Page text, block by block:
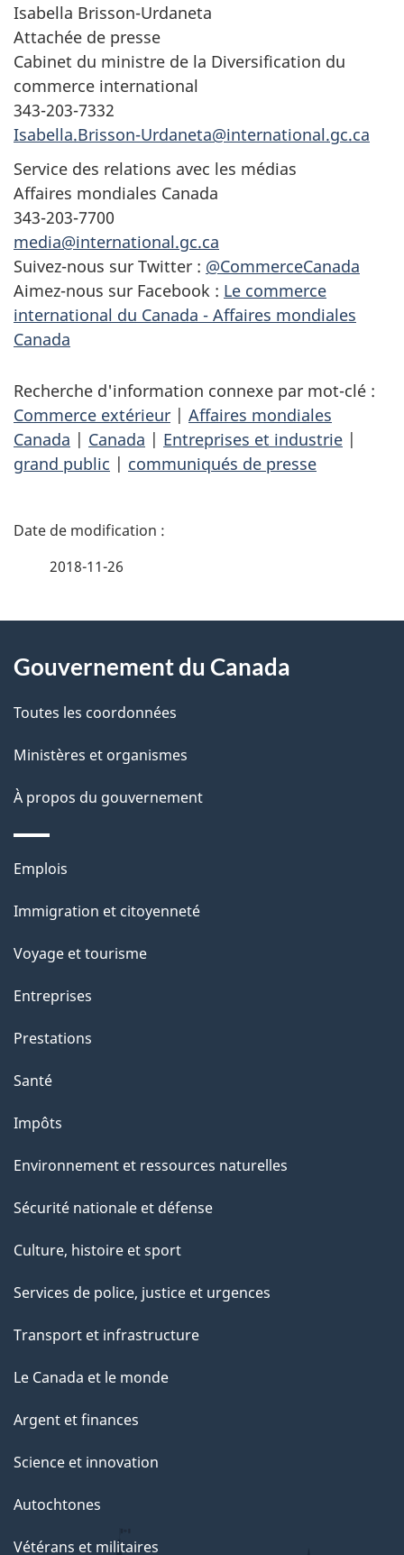
Isabella Brisson-Urdaneta
Attachée de presse
Cabinet du ministre de la Diversification du
commerce international
343-203-7332
Isabella.Brisson-Urdaneta@international.gc.ca
Service des relations avec les médias
Affaires mondiales Canada
343-203-7700
media@international.gc.ca
Suivez-nous sur Twitter : @CommerceCanada
Aimez-nous sur Facebook : Le commerce
international du Canada - Affaires mondiales
Canada
Recherche d'information connexe par mot-clé :
Commerce extérieur | Affaires mondiales
Canada | Canada | Entreprises et industrie |
grand public | communiqués de presse
D
i
l
s
d
e
l
a
p
a
g
e
2018-11-26
propos
de
ce
site
Gouvernement du Canada
Toutes les coordonnées
Ministères et organismes
À propos du gouvernement
Thèmes
sujets
Emplois
Immigration et citoyenneté
Voyage et tourisme
Entreprises
Prestations
Santé
Impôts
Environnement et ressources naturelles
Sécurité nationale et défense
Culture, histoire et sport
Services de police, justice et urgences
Transport et infrastructure
Le Canada et le monde
Argent et finances
Science et innovation
Autochtones
Vétérans et militaires